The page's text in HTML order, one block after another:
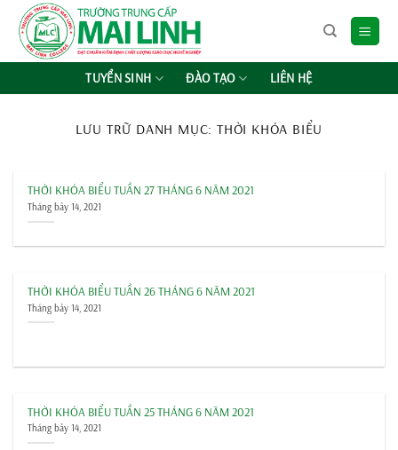
Chuyển
đến
TUYỂN SINH ĐÀO TẠO LIÊN HỆ
LƯU TRỮ DANH MỤC:THỜI KHÓA BIỂU
THỜI KHÓA BIỂU TUẦN 27 THÁNG 6 NĂM 2021
Tháng bảy 14, 2021
THỜI KHÓA BIỂU TUẦN 26 THÁNG 6 NĂM 2021
Tháng bảy 14, 2021
THỜI KHÓA BIỂU TUẦN 25 THÁNG 6 NĂM 2021
Tháng bảy 14, 2021